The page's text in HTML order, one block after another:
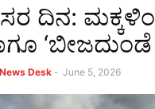
ದಿನ:
Desk - June 5, 2026